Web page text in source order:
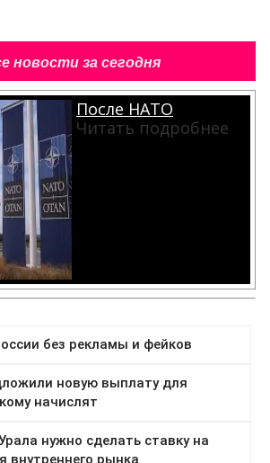
новости за сегодня
После НАТО
Читать подробнее